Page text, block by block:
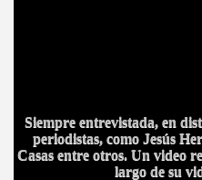
Siempre entrevistada, en
periodistas, como Jesús
Casas entre otros. Un video
largo de su